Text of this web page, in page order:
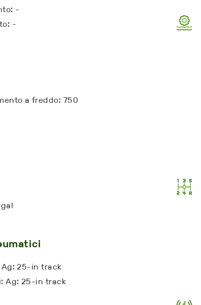
-
-
a freddo: 750
25-in track
Ag: 25-in track